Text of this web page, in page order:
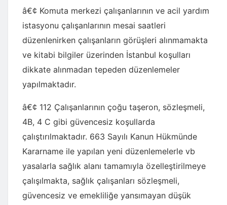
â€¢ Komuta merkezi çalışanlarının ve acil yardım
istasyonu çalışanlarının mesai saatleri
düzenlenirken çalışanların görüşleri alınmamakta
ve kitabi bilgiler üzerinden İstanbul koşulları
dikkate alınmadan tepeden düzenlemeler
yapılmaktadır.
â€¢ 112 Çalışanlarının çoğu taşeron, sözleşmeli,
4B, 4 C gibi güvencesiz koşullarda
çalıştırılmaktadır. 663 Sayılı Kanun Hükmünde
Kararname ile yapılan yeni düzenlemelerle vb
yasalarla sağlık alanı tamamıyla özelleştirilmeye
çalışılmakta, sağlık çalışanları sözleşmeli,
güvencesiz ve emekliliğe yansımayan düşük